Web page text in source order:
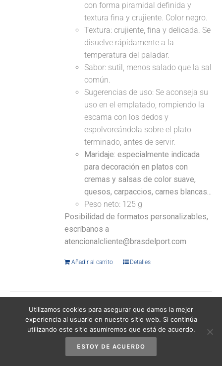
con forma piramidal definida y
textura fina y crujiente. Color negro.
Textura: crujiente, fina y delicada. Se
disuelve rápidamente a la
temperatura del paladar.
Sabor: sutil, menos salado que la sal
común.
Sugerencias de uso: Se aconseja su
uso en el emplatado, rompiendo la
escama con los dedos y
espolvoreándola sobre el plato
terminado, antes de servir.
Maridaje: especialmente indicada
para decoración en platos con
cremas y salsas de color suave,
quesos, carpaccios, carnes blancas...
Peso neto: 125 g
Posibilidad de formatos personalizables,
escríbanos a
atencionalcliente@brasdelport.com
Añadir al carrito Detalles
Escamas de sal marina natural 440 g
12,95€ (IVA incluido)
Utilizamos cookies para asegurar que damos la mejor
experiencia al usuario en nuestro sitio web. Si continúa
utilizando este sitio asumiremos que está de acuerdo.
ESTOY DE ACUERDO